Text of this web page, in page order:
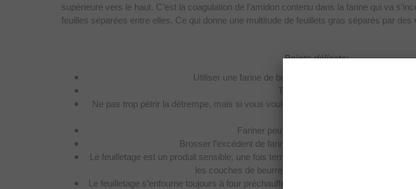
supérieure vers le haut. C’est la coagulation de l’amidon contenu dans la farine qui va
feuilles séparées entre elles. Ce qui donne une multitude de feuillets gras séparés par des
Points délicats:
Utiliser une farine de bonne qualité ou l’additionner de
Toujours tamiser la farine.
Ne pas trop pétrir la détrempe, mais si vous voulez vous en servir le lendemain
Fariner peu mais souvent en cours du tourage.
Brosser l’excédent de farine, à la brosse ou à la main si vous
Le feuilletage est un produit sensible, une fois terminé si vous le laissez trop
les couches de beurre vont fondre et votre pâte montera
Le feuilletage s’enfourne toujours à four préchauffé à 200 C°, c’est la vapeur